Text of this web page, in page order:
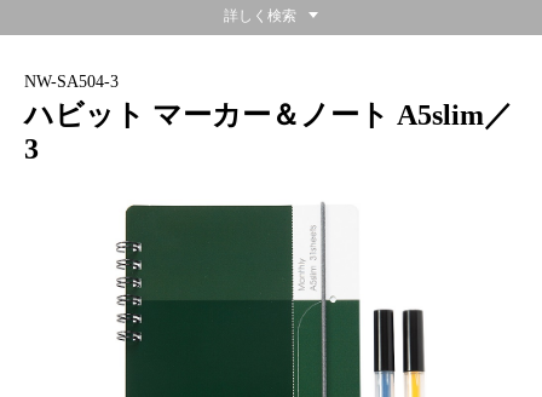
NW-SA504-3
ハビット マーカー＆ノート A5slim／
3
【HABIT MARKER&NOTEBOOK】
詳しく検索